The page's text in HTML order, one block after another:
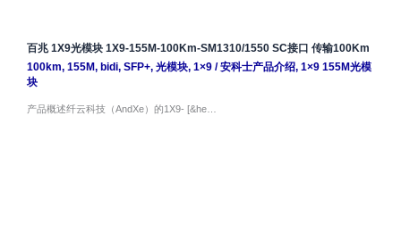
百兆 1X9光模块 1X9-155M-100Km-SM1310/1550 SC接口 传输100Km
100km, 155M, bidi, SFP+, 光模块, 1×9/安科士产品介绍, 1×9 155M光模
块
产品概述纤云科技（AndXe）的1X9- [&he…